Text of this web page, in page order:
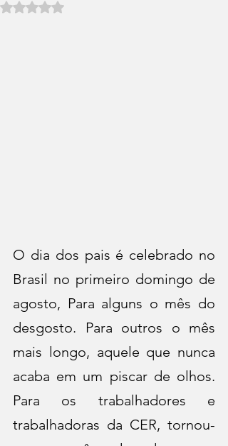
Avaliado com NaN de 5 estrelas.
O dia dos pais é celebrado no
Brasil no primeiro domingo de
agosto, Para alguns o mês do
desgosto. Para outros o mês
mais longo, aquele que nunca
acaba em um piscar de olhos.
Para os trabalhadores e
trabalhadoras da CER, tornou-